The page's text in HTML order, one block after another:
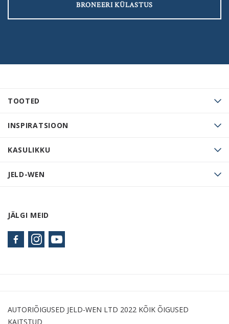
TOOTED
INSPIRATSIOON
KASULIKKU
JELD-WEN
JÄLGI MEID
BRONEERI KÜLASTUS
AUTORIÕIGUSED JELD-WEN LTD 2022 KÕIK ÕIGUSED
KAITSTUD